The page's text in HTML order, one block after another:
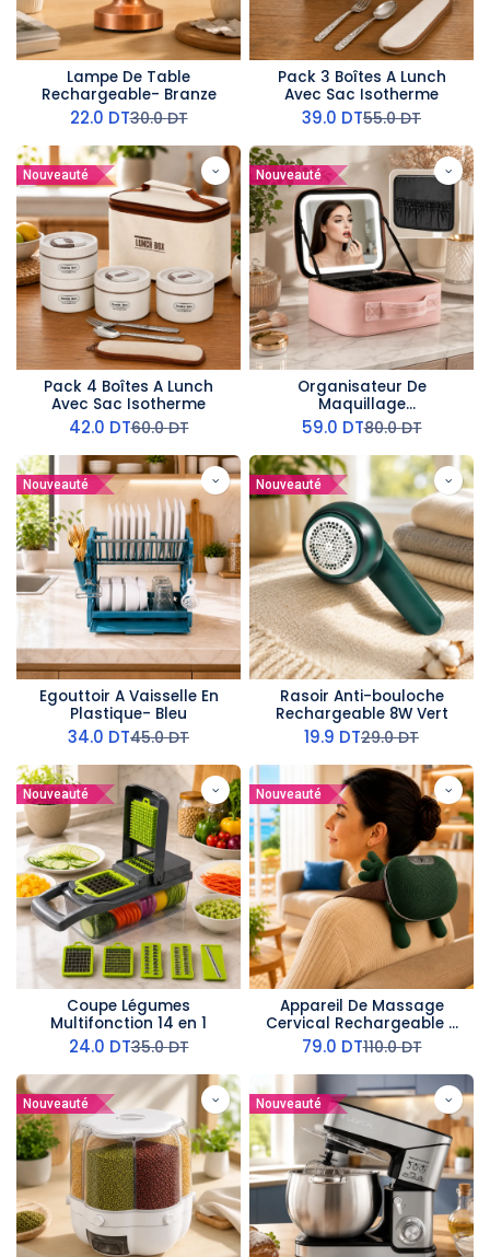
Lampe De Table
Rechargeable- Branze
22.0 DT30.0DT
Pack 3 Boîtes A Lunch
Avec Sac Isotherme
39.0 DT55.0DT
Nouveauté
Pack 4 Boîtes A Lunch
Avec Sac Isotherme
42.0 DT60.0DT
Nouveauté
Organisateur De
Maquillage
Multifonctionnel Avec
Miroir LED- Rose
59.0 DT80.0DT
Nouveauté
Egouttoir A Vaisselle En
Plastique- Bleu
34.0 DT45.0DT
Nouveauté
Rasoir Anti-bouloche
Rechargeable 8W Vert
19.9 DT29.0DT
Nouveauté
Coupe Légumes
Multifonction 14 en 1
24.0 DT35.0DT
Nouveauté
Appareil De Massage
Cervical Rechargeable -
10 W Vert
79.0 DT110.0DT
Nouveauté Nouveauté